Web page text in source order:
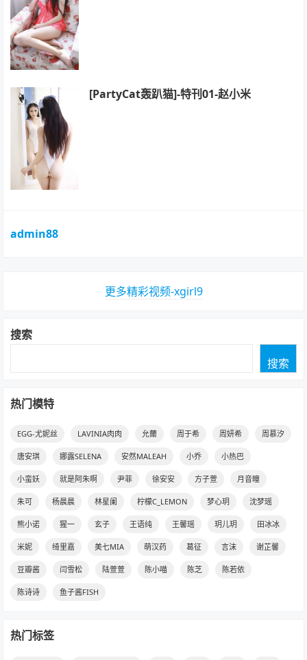
[PartyCat轰趴猫]-特刊01-赵小米
admin88
更多精彩视频-xgirl9
搜索
搜索
热门模特
EGG-尤妮丝 LAVINIA肉肉 允薾 周于希 周妍希 周慕汐
唐安琪 娜露SELENA 安然MALEAH 小乔 小热巴
小蛮妖 就是阿朱啊 尹菲 徐安安 方子萱 月音瞳
朱可 杨晨晨 林星阑 柠檬C_LEMON 梦心玥 沈梦瑶
熊小诺 猩一 玄子 王语纯 王馨瑶 玥儿玥 田冰冰
米妮 绮里嘉 美七MIA 萌汉药 葛征 言沫 谢芷馨
豆瓣酱 闫雪松 陆萱萱 陈小喵 陈芝 陈若依
陈诗诗 鱼子酱FISH
热门标签